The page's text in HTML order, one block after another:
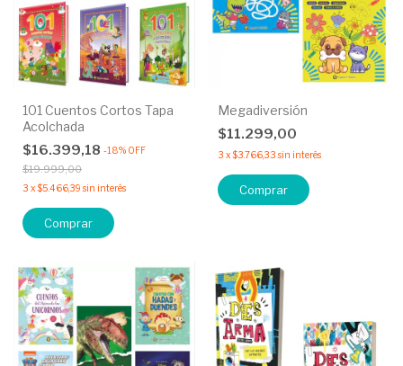
101 Cuentos Cortos Tapa
Acolchada
$16.399,18 -18% OFF
$19.999,00
3 x$5.466,39 sin interés
Comprar
Megadiversión
$11.299,00
3 x$3.766,33 sin interés
Comprar